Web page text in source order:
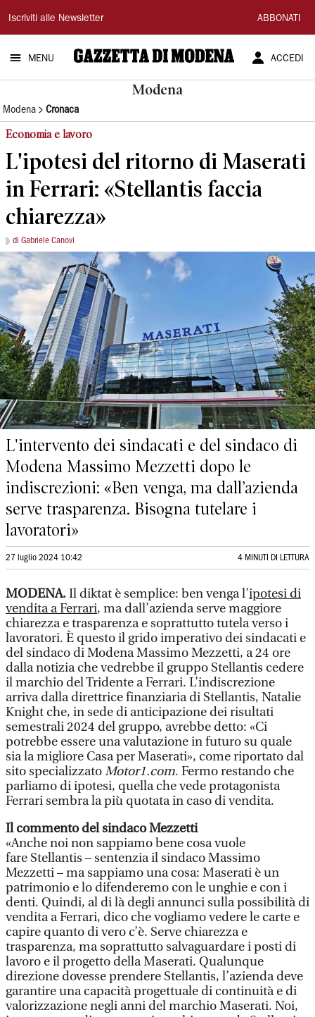
Gazzetta
di
Modena
Iscriviti alle Newsletter ABBONATI
MENU ACCEDI
Modena
Modena Cronaca
Economia e lavoro
L'ipotesi del ritorno di Maserati
in Ferrari: «Stellantis faccia
chiarezza»
di Gabriele Canovi
L'intervento dei sindacati e del sindaco di
Modena Massimo Mezzetti dopo le
indiscrezioni: «Ben venga, ma dall’azienda
serve trasparenza. Bisogna tutelare i
lavoratori»
27 luglio 2024 10:42 4 MINUTI DI LETTURA
MODENA.Il diktat è semplice: ben venga l’ipotesi di
vendita a Ferrari, ma dall’azienda serve maggiore
chiarezza e trasparenza e soprattutto tutela verso i
lavoratori. È questo il grido imperativo dei sindacati e
del sindaco di Modena Massimo Mezzetti, a 24 ore
dalla notizia che vedrebbe il gruppo Stellantis cedere
il marchio del Tridente a Ferrari. L’indiscrezione
arriva dalla direttrice finanziaria di Stellantis, Natalie
Knight che, in sede di anticipazione dei risultati
semestrali 2024 del gruppo, avrebbe detto: «Ci
potrebbe essere una valutazione in futuro su quale
sia la migliore Casa per Maserati», come riportato dal
sito specializzatoMotor1.com. Fermo restando che
parliamo di ipotesi, quella che vede protagonista
Ferrari sembra la più quotata in caso di vendita.
Il commento del sindaco Mezzetti
«Anche noi non sappiamo bene cosa vuole
fare Stellantis – sentenzia il sindaco Massimo
Mezzetti – ma sappiamo una cosa: Maserati è un
patrimonio e lo difenderemo con le unghie e con i
denti. Quindi, al di là degli annunci sulla possibilità di
vendita a Ferrari, dico che vogliamo vedere le carte e
capire quanto di vero c’è. Serve chiarezza e
trasparenza, ma soprattutto salvaguardare i posti di
lavoro e il progetto della Maserati. Qualunque
direzione dovesse prendere Stellantis, l’azienda deve
garantire una capacità progettuale di continuità e di
valorizzazione negli anni del marchio Maserati. Noi,